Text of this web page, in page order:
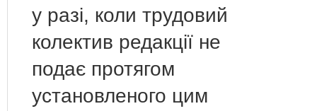
у разі, коли трудовий
колектив редакції не
подає протягом
установленого цим